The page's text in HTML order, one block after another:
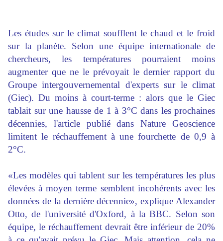
Les études sur le climat soufflent le chaud et le froid
sur la planète. Selon une équipe internationale de
chercheurs, les températures pourraient moins
augmenter que ne le prévoyait le dernier rapport du
Groupe intergouvernemental d'experts sur le climat
(Giec). Du moins à court-terme : alors que le Giec
tablait sur une hausse de 1 à 3°C dans les prochaines
décennies, l'article publié dans Nature Geoscience
limitent le réchauffement à une fourchette de 0,9 à
2°C.
«Les modèles qui tablent sur les températures les plus
élevées à moyen terme semblent incohérents avec les
données de la dernière décennie», explique Alexander
Otto, de l'université d'Oxford, à la BBC. Selon son
équipe, le réchauffement devrait être inférieur de 20%